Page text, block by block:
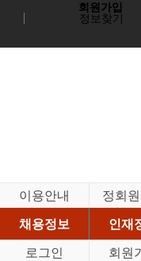
회원가입
정보찾기
이용안내 정회
채용정보
인재
로그인
회원